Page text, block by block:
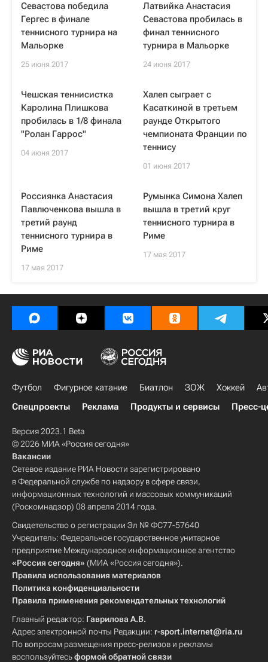
Севастова победила
Гергес в финале
теннисного турнира на
Мальорке
25 июня 2017
Латвийка Анастасия
Севастова пробилась в
финал теннисного
турнира в Мальорке
24 июня 2017
Чешская теннисистка
Каролина Плишкова
пробилась в 1/8 финала
"Ролан Гаррос"
04 июня 2017
Халеп сыграет с
Касаткиной в третьем
раунде Открытого
чемпионата Франции по
теннису
01 июня 2017
Россиянка Анастасия
Павлюченкова вышла в
третий раунд
теннисного турнира в
Риме
17 мая 2017
Румынка Симона Халеп
вышла в третий круг
теннисного турнира в
Риме
17 мая 2017
Футбол Фигурное катание Биатлон ЗОЖ Хоккей
Спецпроекты
Реклама Продукты и сервисы Пресс-
Версия 2023.1 Beta
© 2026 МИА «Россия сегодня»
Вакансии
Сетевое издание РИА Новости зарегистрировано
в Федеральной службе по надзору в сфере связи,
информационных технологий и массовых коммуникаций
(Роскомнадзор) 08 апреля 2014 года.
Свидетельство о регистрации Эл № ФС77-57640
Учредитель: Федеральное государственное унитарное
предприятие Международное информационное агентство
«Россия сегодня» (МИА «Россия сегодня»).
Правила использования материалов
Политика конфиденциальности
Правила применения рекомендательных технологий
Главный редактор: Гаврилова А.В.
Адрес электронной почты Редакции: r-sport.internet@ria.ru
По вопросам размещения пресс-релизов и рекламы
воспользуйтесьформой обратной связи